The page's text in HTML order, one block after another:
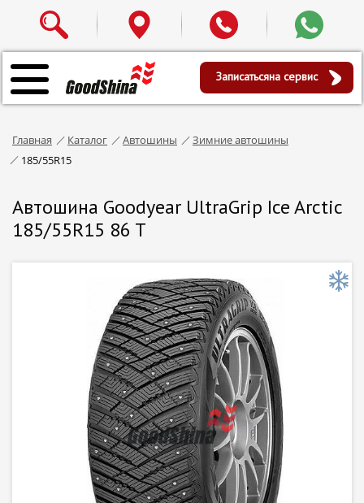
Записатьсяна сервис
Главная Каталог Автошины
Зимние автошины
185/55R15
Автошина Goodyear UltraGrip Ice Arctic
185/55R15 86 T